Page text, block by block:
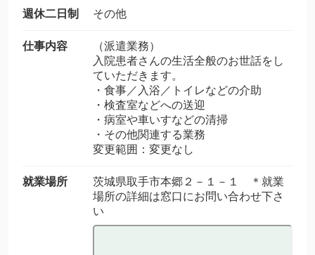
週休二日制 その他
仕事内容
（派遣業務）
入院患者さんの生活全般のお世話をし
ていただきます。
・食事／入浴／トイレなどの介助
・検査室などへの送迎
・病室や車いすなどの清掃
・その他関連する業務
変更範囲：変更なし
就業場所
茨城県取手市本郷２－１－１ ＊就業
場所の詳細は窓口にお問い合わせ下さ
い